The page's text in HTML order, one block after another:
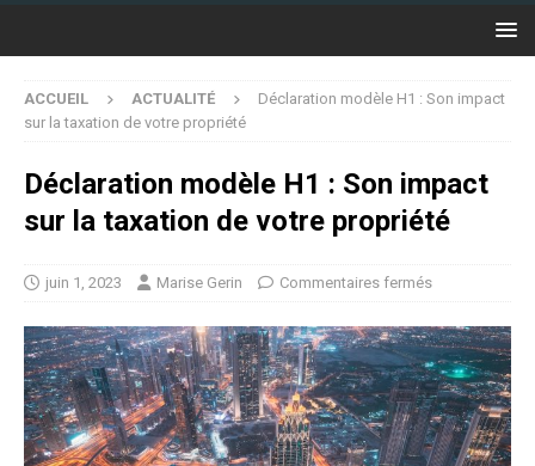
ACCUEIL ACTUALITÉ
Déclaration modèle H1 : Son impact
sur la taxation de votre propriété
Déclaration modèle H1 : Son impact
sur la taxation de votre propriété
juin 1, 2023 Marise Gerin Commentaires fermés